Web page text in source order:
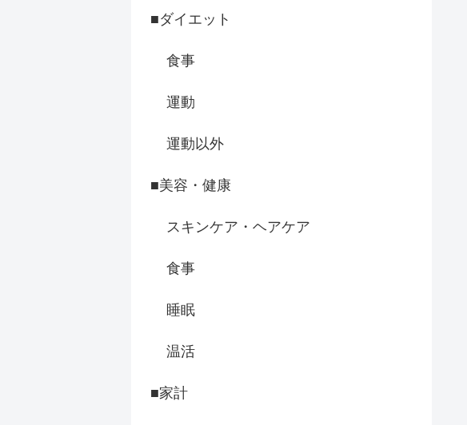
■ダイエット
食事
運動
運動以外
■美容・健康
スキンケア・ヘアケア
食事
睡眠
温活
■家計